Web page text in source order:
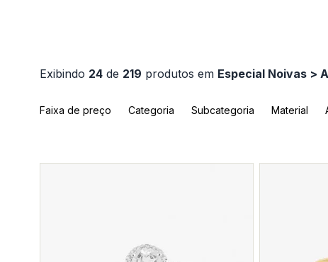
Exibindo 24 de 219 produtos em Especial Noivas >
Faixa de preço Categoria Subcategoria Material